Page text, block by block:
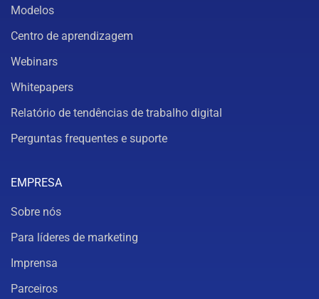
Modelos
Centro de aprendizagem
Webinars
Whitepapers
Relatório de tendências de trabalho digital
Perguntas frequentes e suporte
EMPRESA
Sobre nós
Para líderes de marketing
Imprensa
Parceiros